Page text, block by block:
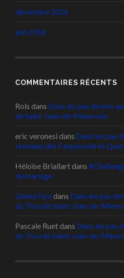
décembre 2016
juin 2016
COMMENTAIRES RÉCENTS
Rols dans Dans les pas de mes
de Saint-Jean-de-Minervois
eric veronesi dans Dans les pas
Hameau des Fargoussières
Héloïse Briallartdans
de mariage
GénéaTom dans Dans les pas de
du Trou de Saint-Jean-de-
Pascale Ruetdans Dans les pas
du Trou de Saint-Jean-de-